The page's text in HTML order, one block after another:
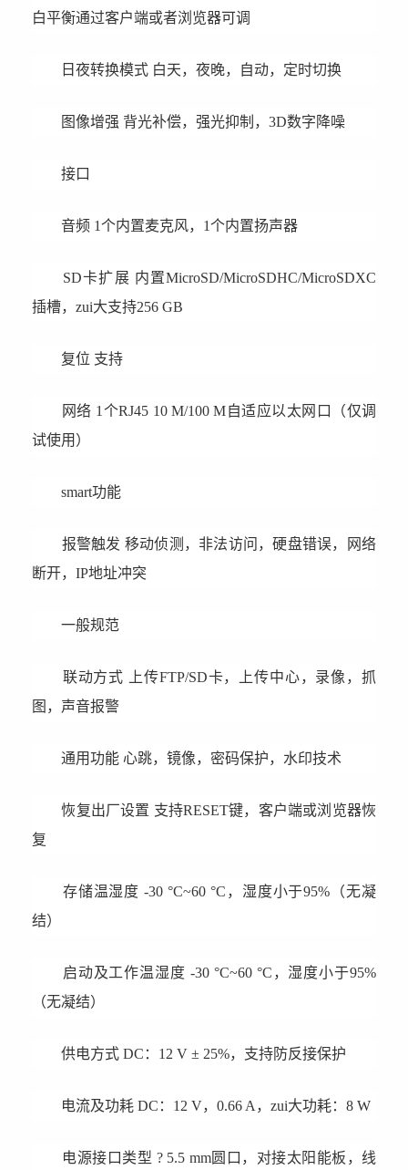
白平衡通过客户端或者浏览器可调
日夜转换模式 白天，夜晚，自动，定时切换
图像增强 背光补偿，强光抑制，3D数字降噪
接口
音频 1个内置麦克风，1个内置扬声器
SD卡扩展 内置MicroSD/MicroSDHC/MicroSDXC
插槽，zui大支持256 GB
复位 支持
网络 1个RJ45 10 M/100 M自适应以太网口（仅调
试使用）
smart功能
报警触发 移动侦测，非法访问，硬盘错误，网络
断开，IP地址冲突
一般规范
联动方式 上传FTP/SD卡，上传中心，录像，抓
图，声音报警
通用功能 心跳，镜像，密码保护，水印技术
恢复出厂设置 支持RESET键，客户端或浏览器恢
复
存储温湿度 -30 °C~60 °C，湿度小于95%（无凝
结）
启动及工作温湿度 -30 °C~60 °C，湿度小于95%
（无凝结）
供电方式 DC：12 V ± 25%，支持防反接保护
电流及功耗 DC：12 V，0.66 A，zui大功耗：8 W
电源接口类型 ? 5.5 mm圆口，对接太阳能板，线